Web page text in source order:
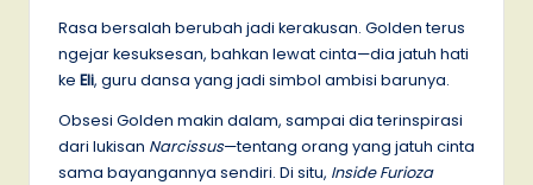
Rasa bersalah berubah jadi kerakusan. Golden terus
ngejar kesuksesan, bahkan lewat cinta—dia jatuh hati
ke Eli, guru dansa yang jadi simbol ambisi barunya.
Obsesi Golden makin dalam, sampai dia terinspirasi
dari lukisan Narcissus—tentang orang yang jatuh cinta
sama bayangannya sendiri. Di situ, Inside Furioza